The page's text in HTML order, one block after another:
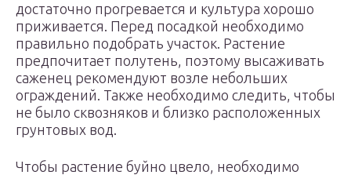
достаточно прогревается и культура хорошо
приживается. Перед посадкой необходимо
правильно подобрать участок. Растение
предпочитает полутень, поэтому высаживать
саженец рекомендуют возле небольших
ограждений. Также необходимо следить, чтобы
не было сквозняков и близко расположенных
грунтовых вод.
Чтобы растение буйно цвело, необходимо